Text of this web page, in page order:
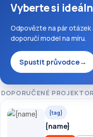
Vyberte si
Odpovězte na pár otázek
doporučí model na míru.
Spustit průvodce→
DOPORUČENÉ
{tag}
{name}